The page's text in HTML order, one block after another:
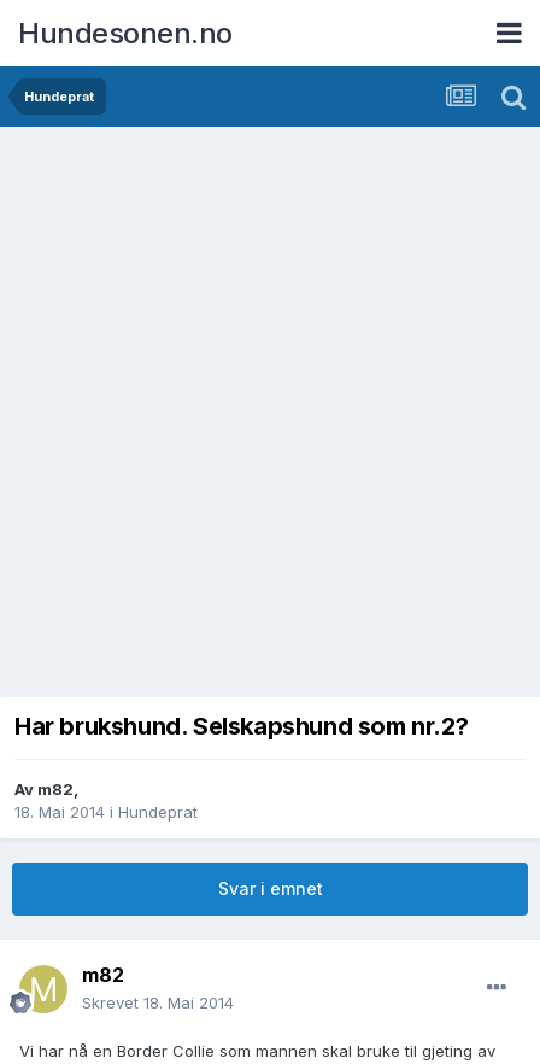
Hundesonen.no
Hundeprat
Har brukshund. Selskapshund som nr.2?
Av m82,
18. Mai 2014 i Hundeprat
Svar i emnet
m82
Skrevet 18. Mai 2014
Vi har nå en Border Collie som mannen skal bruke til gjeting av